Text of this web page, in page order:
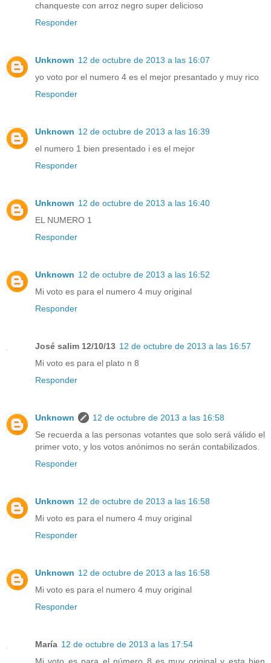
chanqueste con arroz negro super delicioso
Responder
Unknown 12 de octubre de 2013 a las 16:07
yo voto por el numero 4 es el mejor presantado y muy rico
Responder
Unknown 12 de octubre de 2013 a las 16:39
el numero 1 bien presentado i es el mejor
Responder
Unknown 12 de octubre de 2013 a las 16:40
EL NUMERO 1
Responder
Unknown 12 de octubre de 2013 a las 16:52
Mi voto es para el numero 4 muy original
Responder
José salim 12/10/13 12 de octubre de 2013 a las 16:57
Mi voto es para el plato n 8
Responder
Unknown
12 de octubre de 2013 a las 16:58
Se recuerda a las personas votantes que solo será válido el
primer voto, y los votos anónimos no serán contabilizados.
Responder
Unknown 12 de octubre de 2013 a las 16:58
Mi voto es para el numero 4 muy original
Responder
Unknown 12 de octubre de 2013 a las 16:58
Mi voto es para el numero 4 muy original
Responder
María 12 de octubre de 2013 a las 17:54